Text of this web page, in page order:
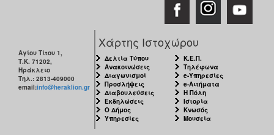
Αγίου Τίτου 1,
Τ.Κ. 71202,
Ηράκλειο
Τηλ.: 2813-409000
email:info@heraklion.gr
Χάρτης Ιστοχώρου
Δελτία Τύπου
Ανακοινώσεις
Διαγωνισμοί
Προσλήψεις
Διαβουλεύσεις
Εκδηλώσεις
Ο Δήμος
Υπηρεσίες
Κ.Ε.Π.
Τηλέφωνα
e-Υπηρεσίες
e-Αιτήματα
Η Πόλη
Ιστορία
Κνωσός
Μουσεία